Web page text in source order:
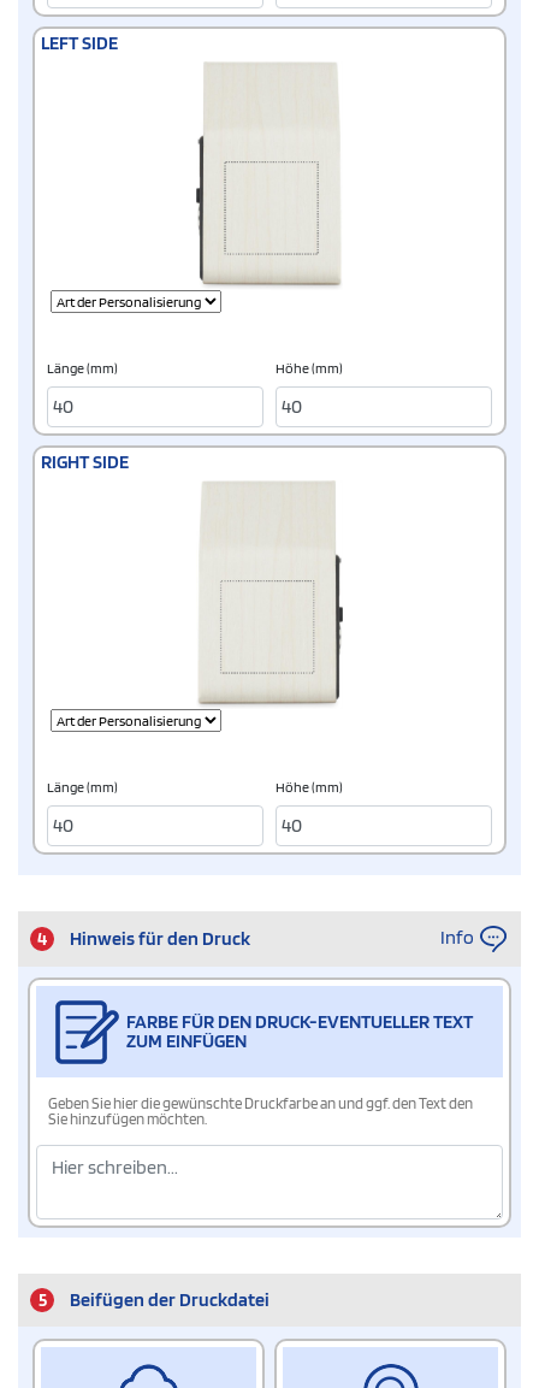
LEFT SIDE
Länge (mm) Höhe (mm)
RIGHT SIDE
Länge (mm) Höhe (mm)
4 Hinweis für den Druck Info
FARBE FÜR DEN DRUCK-EVENTUELLER TEXT
ZUM EINFÜGEN
Geben Sie hier die gewünschte Druckfarbe an und ggf. den Text den
Sie hinzufügen möchten.
5 Beifügen der Druckdatei